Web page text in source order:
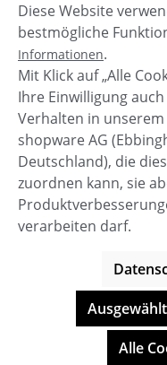
Beschreibung
Der Slipper 1804425
großem Knoten als
Umrandung um die
Service-Hotline
Informationen
©
Alle Preise inkl.
Diese Website
bestmögliche
Informationen.
Mit Klick auf „Alle
Ihre Einwilligung
Verhalten in
shopware AG
Deutschland), die
zuordnen kann, sie
verarbeiten darf.
Alle